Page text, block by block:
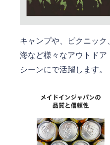
キャンプや、ピクニック、
海など様々なアウトドア
シーンにで活躍します。